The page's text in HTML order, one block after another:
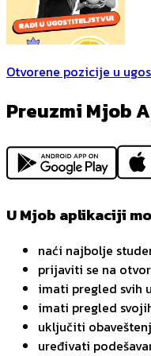
Otvorene pozicije u
Preuzmi Mjob
U Mjob aplikaciji
naći najbolje
prijaviti se na
imati pregled svih
imati pregled
uključiti
uređivati